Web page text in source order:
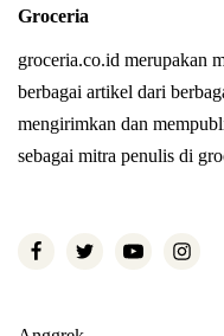
Groceria
groceria.co.id merupakan
berbagai artikel dari
mengirimkan dan
sebagai mitra penulis di